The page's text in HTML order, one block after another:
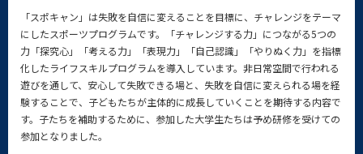
「スポキャン」は失敗を自信に変えることを目標に、チャレンジをテーマ
にしたスポーツプログラムです。「チャレンジする力」につながる5つの
力「探究心」「考える力」「表現力」「自己認識」「やりぬく力」を指標
化したライフスキルプログラムを導入しています。非日常空間で行われる
遊びを通して、安心して失敗できる場と、失敗を自信に変えられる場を経
験することで、子どもたちが主体的に成長していくことを期待する内容で
す。子たちを補助するために、参加した大学生たちは予め研修を受けての
参加となりました。